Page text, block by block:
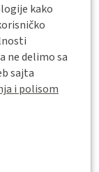
kako
ne delimo sa
sajta
i polisom